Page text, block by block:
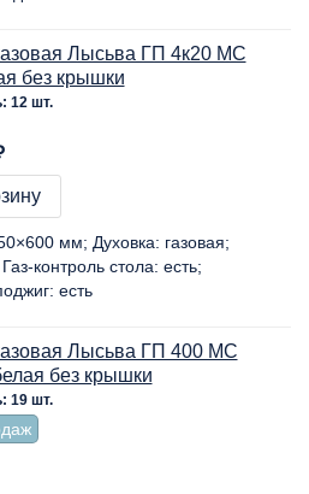
Лысьва ГП 4к20 МС
без крышки
12 шт.
мм Духовка: газовая
Газ-контроль стола: есть
есть
Лысьва ГП 400 МС
без крышки
19 шт.